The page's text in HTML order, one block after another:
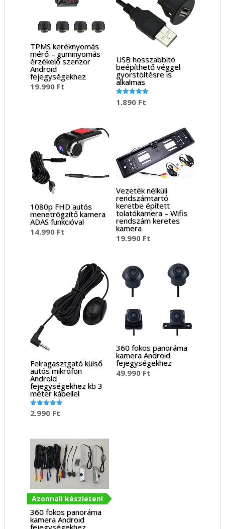
TPMS keréknyomás
mérő – guminyomás
érzékelő szenzor
Android
fejegységekhez
19.990 Ft
USB hosszabbító
beépíthető véggel
gyorstöltésre is
alkalmas
Értékelés:
5.00
1.890 Ft
1080p FHD autós
menetrögzítő kamera
ADAS funkcióval
14.990 Ft
Vezeték nélküli
rendszámtartó
keretbe épített
tolatókamera – Wifis
rendszám keretes
kamera
19.990 Ft
Felragasztgató külső
autós mikrofon
Android
fejegységekhez kb 3
méter kábellel
Értékelés:
5.00
2.990 Ft
360 fokos panoráma
kamera Android
fejegységekhez
49.990 Ft
Azonnali készleten!
360 fokos panoráma
kamera Android
fejegységekhez